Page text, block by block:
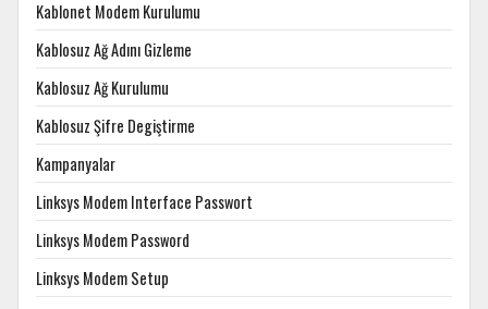
Kablonet Modem Kurulumu
Kablosuz Ağ Adını Gizleme
Kablosuz Ağ Kurulumu
Kablosuz Şifre Degiştirme
Kampanyalar
Linksys Modem Interface Passwort
Linksys Modem Password
Linksys Modem Setup